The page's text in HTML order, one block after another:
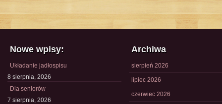
Nowe wpisy:
Układanie jadłospisu
8 sierpnia, 2026
Dla seniorów
7 sierpnia, 2026
Archiwa
sierpień 2026
lipiec 2026
czerwiec 2026